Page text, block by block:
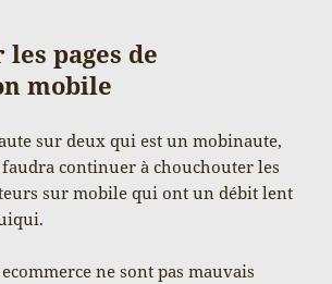
pages de
mobile
sur deux qui est un mobinaute,
continuer à chouchouter les
sur mobile qui ont un débit lent
ne sont pas mauvais